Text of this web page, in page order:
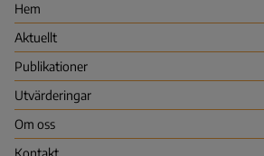
(NCU)
Hem
Aktuellt
Publikationer
Utvärderingar
Om oss